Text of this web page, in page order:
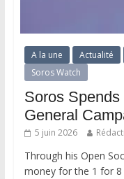
A la une Actualité
Soros Watch
Soros
General
5 juin 2026
Through his Open
money for the 1 for 8